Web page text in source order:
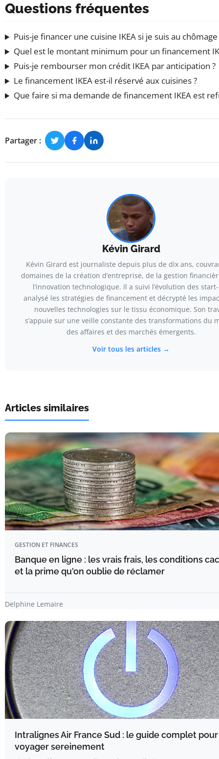
Questions fréquentes
Puis-je financer une cuisine IKEA si je suis au chômage
Quel est le montant minimum pour un financement
Puis-je rembourser mon crédit IKEA par anticipation ?
Le financement IKEA est-il réservé aux cuisines ?
Que faire si ma demande de financement IKEA est
Partager :
Kévin Girard
Kévin Girard est journaliste depuis plus de dix ans,
domaines de la création d’entreprise, de la gestion
l’innovation technologique. Il a suivi l’évolution des
analysé les stratégies de financement et décrypté les
nouvelles technologies sur le tissu économique. Son
s’appuie sur une veille constante des transformations du
des affaires et des marchés émergents.
Voir tous les articles →
Articles similaires
GESTION ET FINANCES
Banque en ligne : les vrais frais, les conditions
et la prime qu'on oublie de réclamer
Delphine Lemaire
Intralignes Air France Sud : le guide complet pour
voyager sereinement